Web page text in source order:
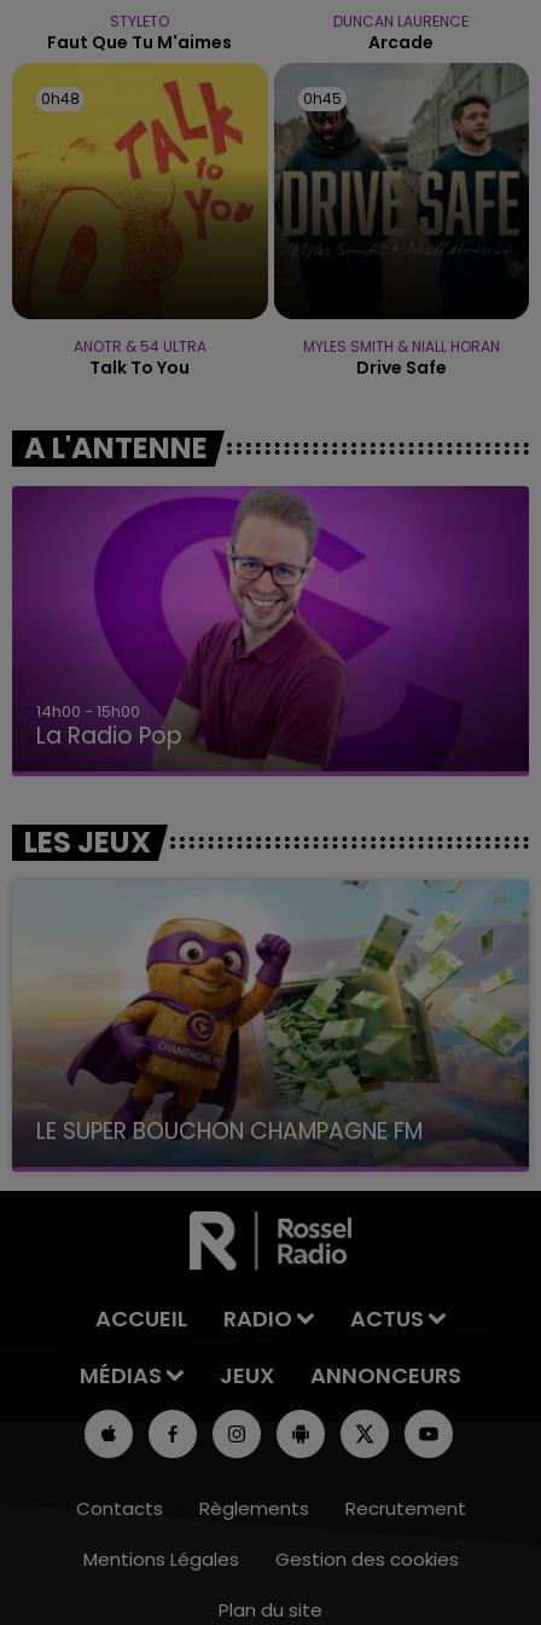
STYLETO
Faut Que Tu M'aimes
DUNCAN LAURENCE
Arcade
0h48
0h48
ANOTR & 54 ULTRA
Talk To You
0h45
0h45
MYLES SMITH & NIALL HORAN
Drive Safe
A L'ANTENNE
14h00 - 15h00
La Radio Pop
LES JEUX
LE SUPER BOUCHON CHAMPAGNE FM
avec La Famille Champagne FM, à 8H10
ACCUEIL RADIO
ACTUS
MÉDIAS
JEUX ANNONCEURS
Contacts Règlements
Recrutement
Mentions Légales
Gestion des cookies
Plan du site